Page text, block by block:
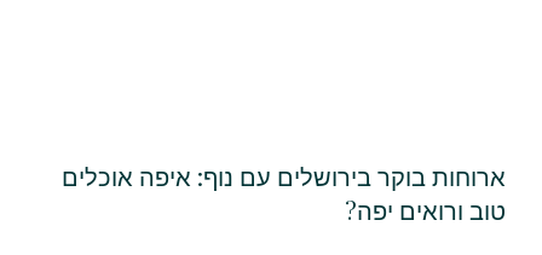
ארוחות בוקר בירושלים עם נוף: איפה אוכלים
טוב ורואים יפה?